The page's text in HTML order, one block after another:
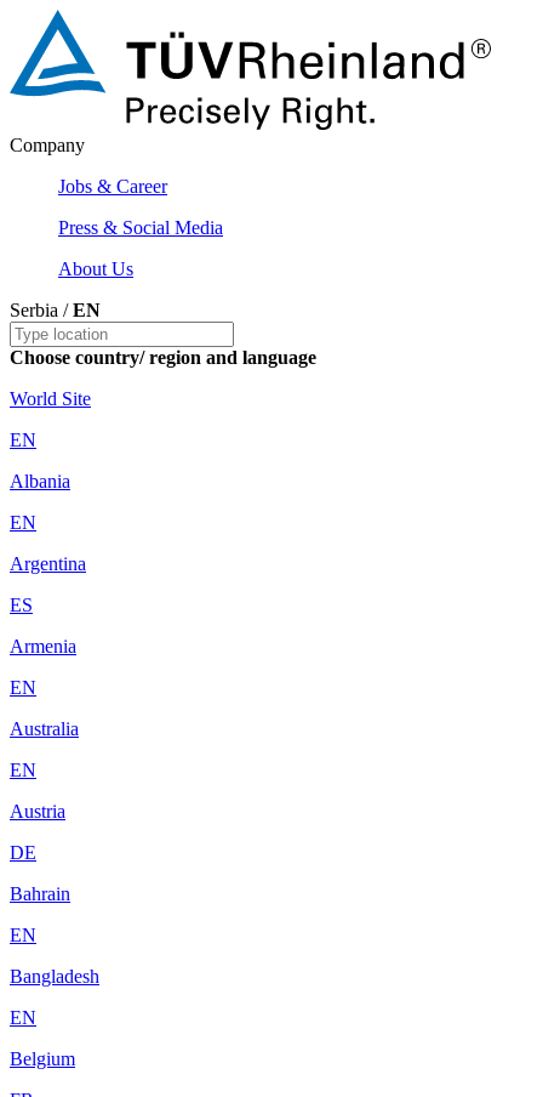
Company
Jobs & Career
Press & Social Media
About Us
Serbia /EN
Choose country/ region and language
World Site
EN
Albania
EN
Argentina
ES
Armenia
EN
Australia
EN
Austria
DE
Bahrain
EN
Bangladesh
EN
Belgium